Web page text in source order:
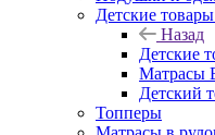
Детские товары
Назад
Детские
Матрасы
Детский
Топперы